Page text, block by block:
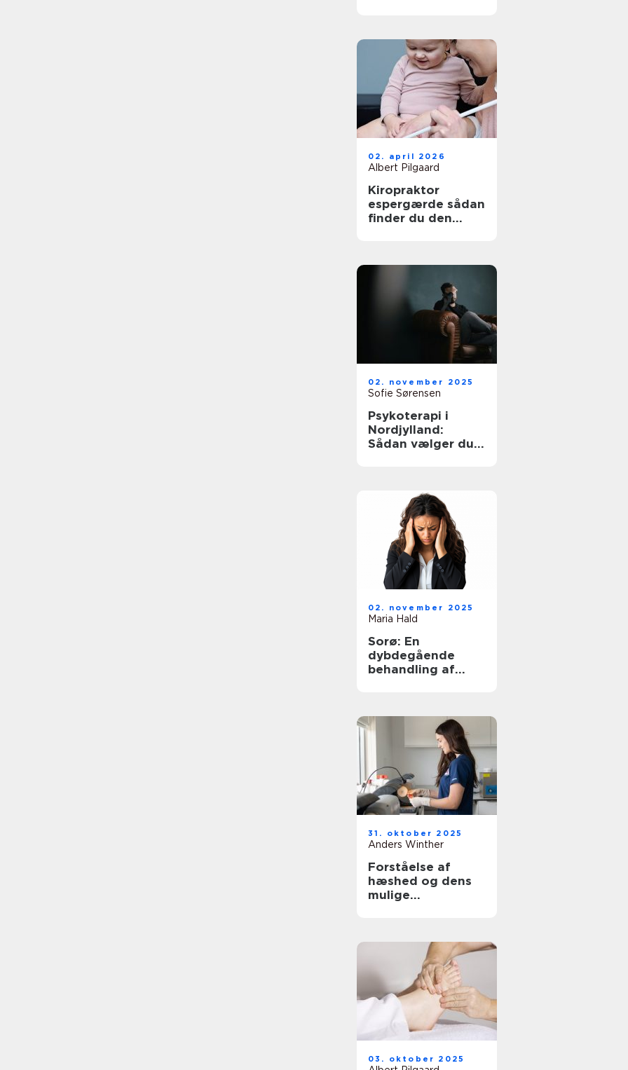
02. april 2026
Albert Pilgaard
Kiropraktor
espergærde sådan
finder du den
02. november 2025
Sofie Sørensen
Psykoterapi i
Nordjylland:
Sådan vælger du
02. november 2025
Maria Hald
Sorø: En
dybdegående
behandling af
31. oktober 2025
Anders Winther
Forståelse af
hæshed og dens
mulige
03. oktober 2025